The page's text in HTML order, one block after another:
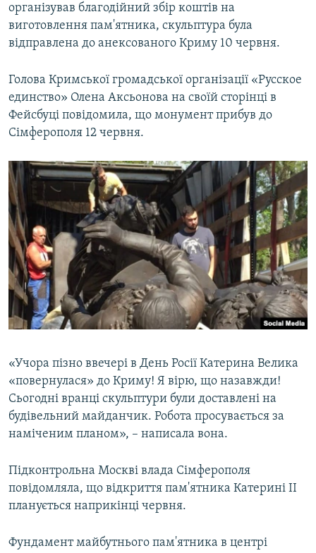
організував благодійний збір коштів на
виготовлення пам'ятника, скульптура була
відправлена до анексованого Криму 10 червня.
Голова Кримської громадської організації «Русское
единство» Олена Аксьонова на своїй сторінці в
Фейсбуці повідомила, що монумент прибув до
Сімферополя 12 червня.
«Учора пізно ввечері в День Росії Катерина Велика
«повернулася» до Криму! Я вірю, що назавжди!
Сьогодні вранці скульптури були доставлені на
будівельний майданчик. Робота просувається за
наміченим планом», – написала вона.
Підконтрольна Москві влада Сімферополя
повідомляла, що відкриття пам'ятника Катерині II
планується наприкінці червня.
Фундамент майбутнього пам'ятника в центрі